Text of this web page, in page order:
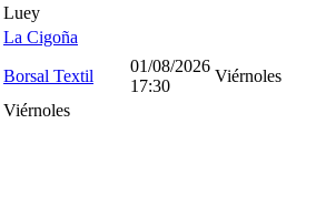
Luey
La Cigoña
Borsal Textil
01/08/2026
17:30
Viérnoles
Viérnoles